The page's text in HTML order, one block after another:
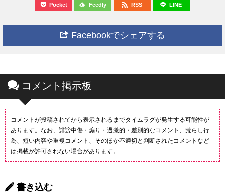
Pocket Feedly RSS LINE
Facebookでシェアする
コメント掲示板
コメントが投稿されてから表示されるまでタイムラグが発生する可能性が
あります。なお、誹謗中傷・煽り・過激的・差別的なコメント、荒らし行
為、短い内容や重複コメント、そのほか不適切と判断されたコメントなど
は掲載が許可されない場合があります。
書き込む